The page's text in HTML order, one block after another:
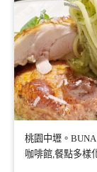
桃園中壢。
咖啡館,餐點多樣